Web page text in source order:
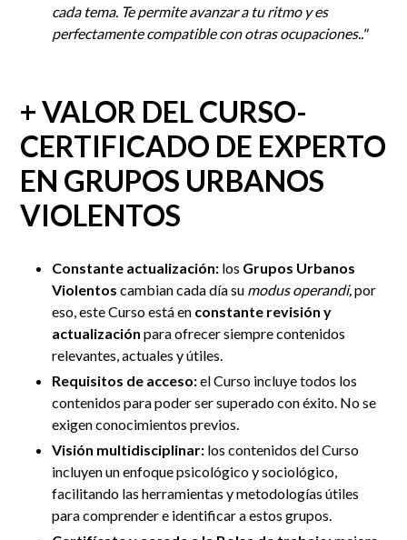
cada tema. Te permite avanzar a tu ritmo y es
perfectamente compatible con otras ocupaciones.."
+ VALOR DEL CURSO-
CERTIFICADO DE EXPERTO
EN GRUPOS URBANOS
VIOLENTOS
Constante actualización: los Grupos Urbanos
Violentos cambian cada día su modus operandi,por
eso, este Curso está en constante revisión y
actualización para ofrecer siempre contenidos
relevantes, actuales y útiles.
Requisitos de acceso:el Curso incluye todos los
contenidos para poder ser superado con éxito. No se
exigen conocimientos previos.
Visión multidisciplinar: los contenidos del Curso
incluyen un enfoque psicológico y sociológico,
facilitando las herramientas y metodologías útiles
para comprender e identificar a estos grupos.